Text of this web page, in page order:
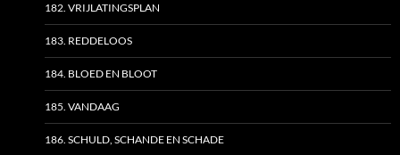
182. VRIJLATINGSPLAN
183. REDDELOOS
184. BLOED EN BLOOT
185. VANDAAG
186. SCHULD, SCHANDE EN SCHADE